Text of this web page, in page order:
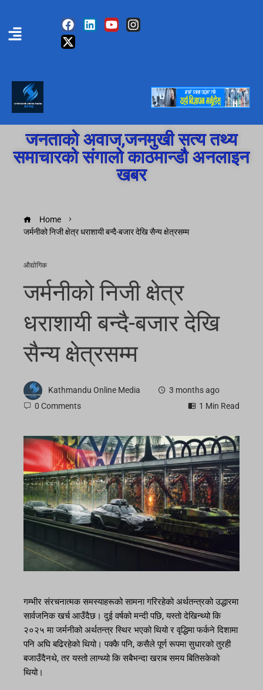
जनताको अवाज,जनमुखी सत्य तथ्य
समाचारको संगालो काठमान्डौ अनलाइन
खबर
Home
जर्मनीको निजी क्षेत्र धराशायी बन्दै-बजार देखि सैन्य क्षेत्रसम्म
औद्योगिक
जर्मनीको निजी क्षेत्र
धराशायी बन्दै-बजार देखि
सैन्य क्षेत्रसम्म
Kathmandu Online Media
3 months ago
0 Comments
1 Min Read
गम्भीर संरचनात्मक समस्याहरूको सामना गरिरहेको अर्थतन्त्रको उद्धारमा
सार्वजनिक खर्च आउँदैछ। दुई वर्षको मन्दी पछि, यस्तो देखिन्थ्यो कि
२०२५ मा जर्मनीको अर्थतन्त्र स्थिर भएको थियो र वृद्धिमा फर्कने दिशामा
पनि अघि बढिरहेको थियो। पक्कै पनि, कसैले पूर्ण रूपमा सुधारको तुरही
बजाउँदैनथे, तर यस्तो लाग्थ्यो कि सबैभन्दा खराब समय बितिसकेको
थियो।